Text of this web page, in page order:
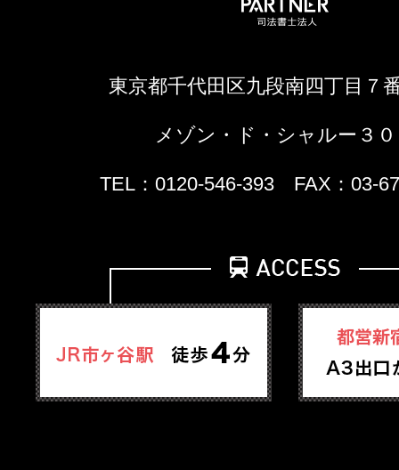
東京都千代田区九段南四丁目７
メゾン・ド・シャルー３
TEL：0120-546-393 FAX：03-